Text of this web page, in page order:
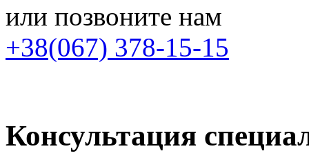
или позвоните нам
+38(067) 378-15-15
Консультация